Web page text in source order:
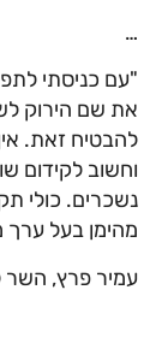
…
"עם כניסתי
את שם הירוק
להבטיח זאת.
וחשוב לקידום
נשכרים. כולי
מהימן בעל ערך
עמיר פרץ, השר